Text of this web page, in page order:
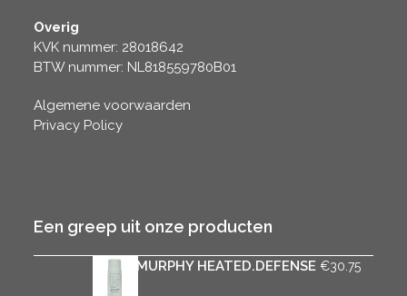
Overig
KVK nummer: 28018642
BTW nummer: NL818559780B01
Algemene voorwaarden
Privacy Policy
Een greep uit onze producten
KEVIN.MURPHY HEATED.DEFENSE €30.75